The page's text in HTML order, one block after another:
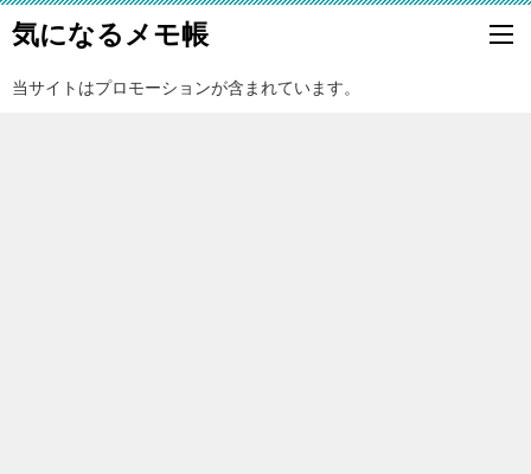
気になるメモ帳
当サイトはプロモーションが含まれています。